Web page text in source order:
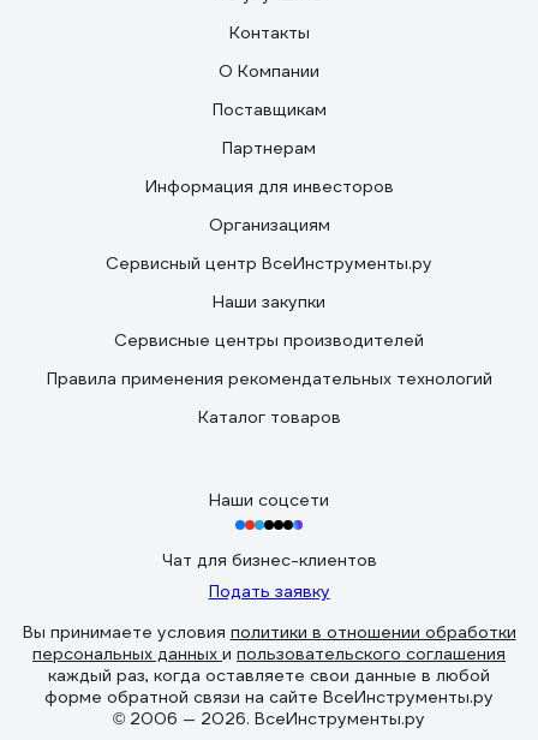
Контакты
О Компании
Поставщикам
Партнерам
Информация для инвесторов
Организациям
Сервисный центр ВсеИнструменты.ру
Наши закупки
Сервисные центры производителей
Правила применения рекомендательных технологий
Каталог товаров
Наши соцсети
Чат для бизнес-клиентов
Подать заявку
Вы принимаете условия политики в отношении обработки
персональных данных и пользовательского соглашения
каждый раз, когда оставляете свои данные в любой
форме обратной связи на сайте ВсеИнструменты.ру
© 2006 — 2026. ВсеИнструменты.ру